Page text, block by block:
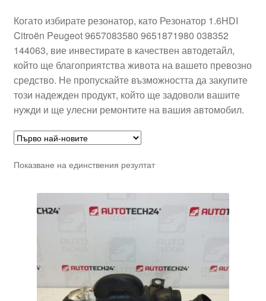
Когато избирате резонатор, като Резонатор 1.6HDI
Citroën Peugeot 9657083580 9651871980 038352
144063, вие инвестирате в качествен автодетайл,
който ще благоприятства живота на вашето превозно
средство. Не пропускайте възможността да закупите
този надежден продукт, който ще задоволи вашите
нужди и ще улесни ремонтите на вашия автомобил.
Показване на единствения резултат